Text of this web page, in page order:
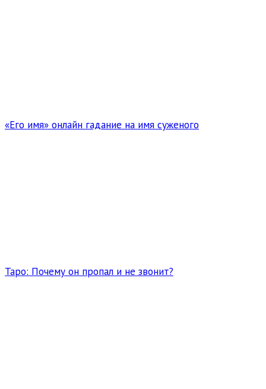
«Его имя» онлайн гадание на имя суженого
Таро: Почему он пропал и не звонит?